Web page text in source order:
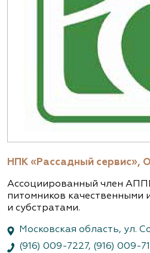
НПК «Рассадный сервис»,
Ассоциированный член
питомников качественными
и субстратами.
Московская область, ул.
(916) 009-7227, (916) 009-